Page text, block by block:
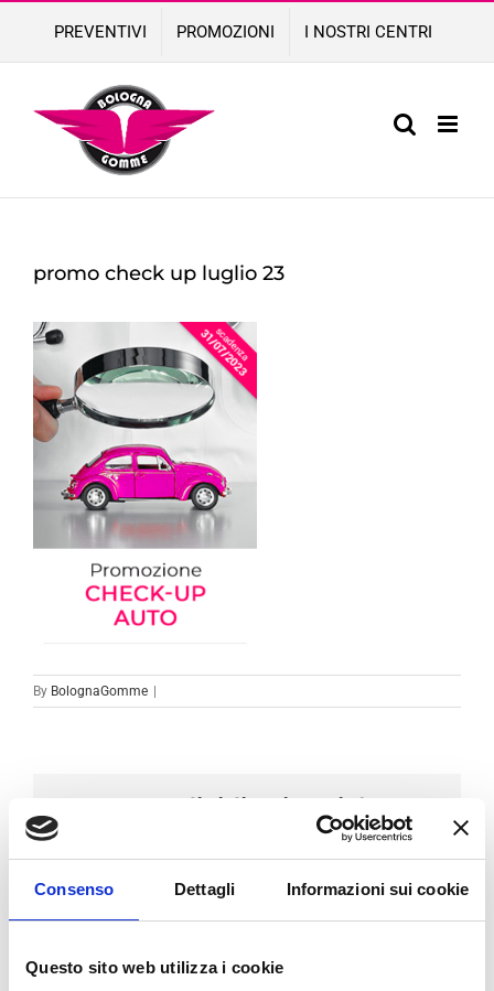
Consenso Dettagli Informazioni sui cookie
Questo sito web utilizza i cookie
content
PREVENTIVI PROMOZIONI I NOSTRI CENTRI
promo check up luglio 23
By BolognaGomme
Condividi sui social
FacebookLinkedInEmail